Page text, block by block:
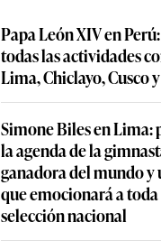
Papa León XIV en
todas las actividades
Lima, Chiclayo, Cusco
Simone Biles en Lima:
la agenda de la
ganadora del mundo y
que emocionará a
selección nacional